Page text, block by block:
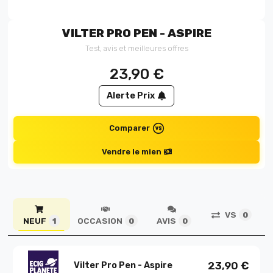
VILTER PRO PEN - ASPIRE
Test, avis et meilleures offres
23,90 €
Alerte Prix
Comparer
Vendre le mien
NEUF 1 OCCASION 0 AVIS 0
VS 0
Vilter Pro Pen - Aspire 23,90 €